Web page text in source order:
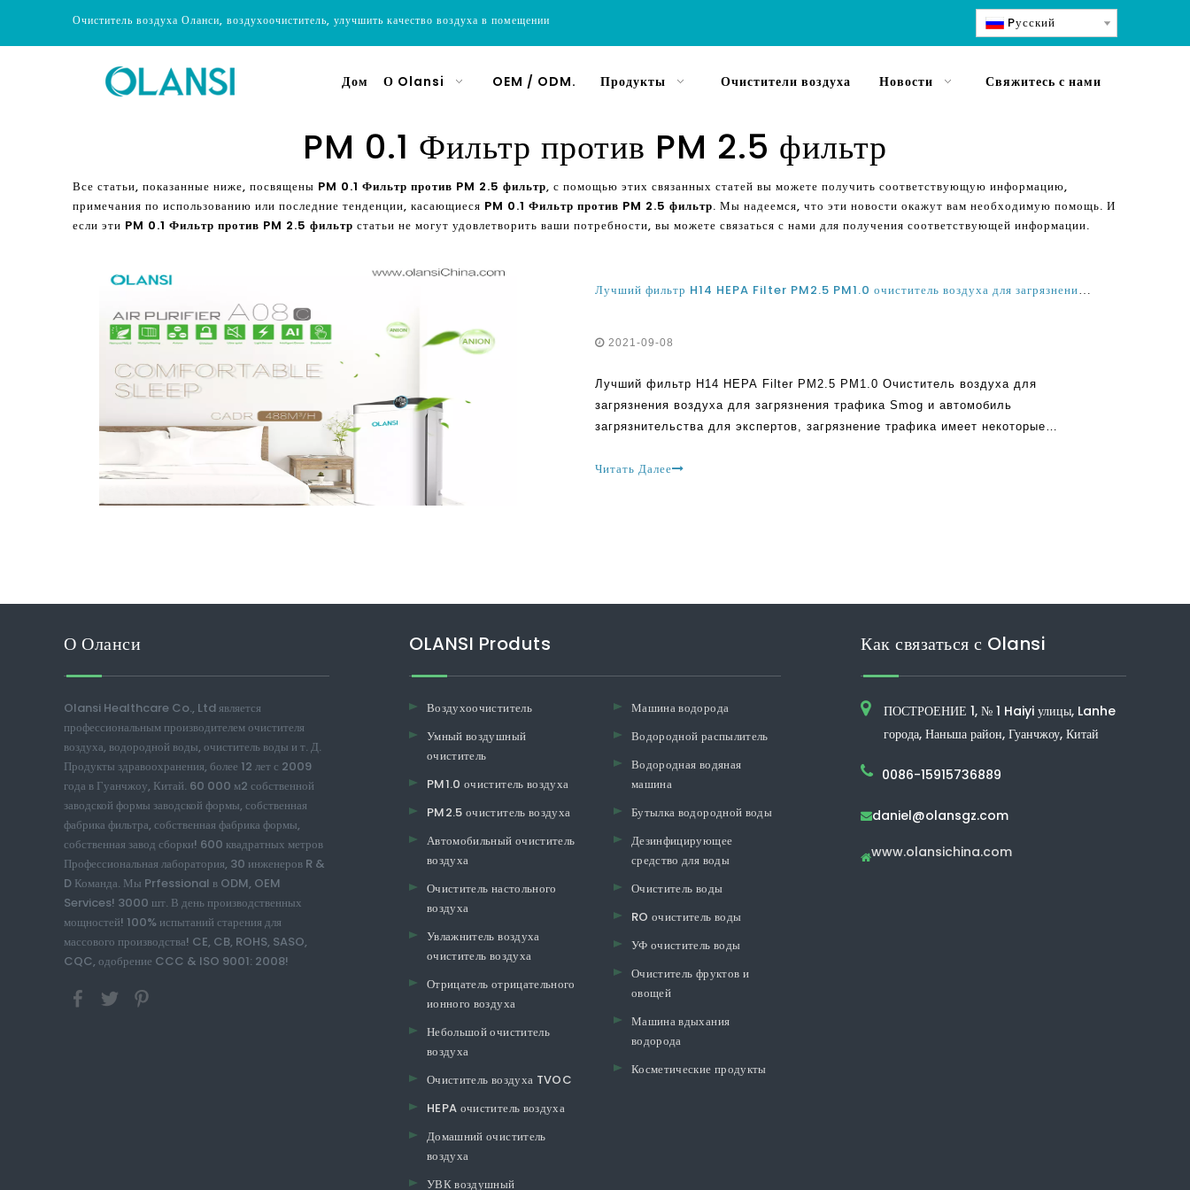
Очиститель воздуха Оланси, воздухоочиститель, улучшить качество воздуха в помещении Pусский
Дом О Olansi OEM / ODM. Продукты Очистители воздуха Новости Свяжитесь с нами
PM 0.1 Фильтр против PM 2.5 фильтр
Все статьи, показанные ниже, посвящены PM 0.1 Фильтр против PM 2.5 фильтр, с помощью этих связанных статей вы можете получить соответствующую информацию,
примечания по использованию или последние тенденции, касающиеся PM 0.1 Фильтр против PM 2.5 фильтр. Мы надеемся, что эти новости окажут вам необходимую помощь. И
если эти PM 0.1 Фильтр против PM 2.5 фильтр статьи не могут удовлетворить ваши потребности, вы можете связаться с нами для получения соответствующей информации.
Лучший фильтр H14 HEPA Filter PM2.5 PM1.0 очиститель воздуха для загрязнения трафика SMOG и загрязнение автомобиля
2021-09-08
Лучший фильтр H14 HEPA Filter PM2.5 PM1.0 Очиститель воздуха для
загрязнения воздуха для загрязнения трафика Smog и автомобиль
загрязнительства для экспертов, загрязнение трафика имеет некоторые
долгосрочной перспективе. Чем больше вы вдыхаете загрязненный трафик
Читать Далее
О Оланси
Olansi Healthcare Co., Ltd является
профессиональным производителем очистителя
воздуха, водородной воды, очиститель воды и т. Д.
Продукты здравоохранения, более 12 лет с 2009
года в Гуанчжоу, Китай. 60 000 м2 собственной
заводской формы заводской формы, собственная
фабрика фильтра, собственная фабрика формы,
собственная завод сборки! 600 квадратных метров
Профессиональная лаборатория, 30 инженеров R &
D Команда. Мы Prfessional в ODM, OEM
Services! 3000 шт. В день производственных
мощностей! 100% испытаний старения для
массового производства! CE, CB, ROHS, SASO,
CQC, одобрение CCC & ISO 9001: 2008!
OLANSI Produts
Воздухоочиститель
Умный воздушный
очиститель
PM1.0 очиститель воздуха
PM2.5 очиститель воздуха
Автомобильный очиститель
воздуха
Очиститель настольного
воздуха
Увлажнитель воздуха
очиститель воздуха
Отрицатель отрицательного
ионного воздуха
Небольшой очиститель
воздуха
Очиститель воздуха TVOC
HEPA очиститель воздуха
Домашний очиститель
воздуха
УВК воздушный
Машина водорода
Водородной распылитель
Водородная водяная
машина
Бутылка водородной воды
Дезинфицирующее
средство для воды
Очиститель воды
RO очиститель воды
УФ очиститель воды
Очиститель фруктов и
овощей
Машина вдыхания
водорода
Косметические продукты
Как связаться с Olansi
ПОСТРОЕНИЕ 1, № 1 Haiyi улицы, Lanhe
города, Наньша район, Гуанчжоу, Китай
0086-15915736889
daniel@olansgz.com
www.olansichina.com